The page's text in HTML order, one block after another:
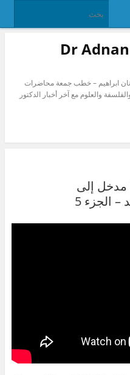
الدكتور عدنان إبراهيم Dr Adnan
ابراهيم – خطب جمعة محاضرات
والعلوم مع آخر أخبار الدكتور
مدخل إلى
الجزء 5